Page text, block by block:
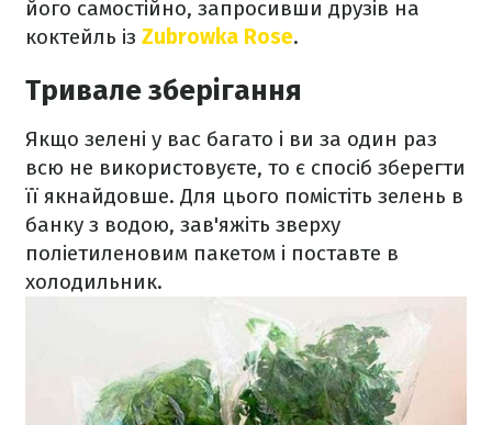
його самостійно, запросивши друзів на
коктейль із Zubrowka Rose.
Тривале зберігання
Якщо зелені у вас багато і ви за один раз
всю не використовуєте, то є спосіб зберегти
її якнайдовше. Для цього помістіть зелень в
банку з водою, зав'яжіть зверху
поліетиленовим пакетом і поставте в
холодильник.